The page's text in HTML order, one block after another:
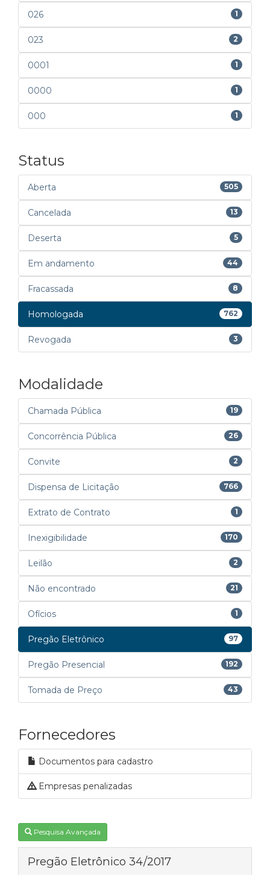
026 1
023 2
0001 1
0000 1
000 1
Status
Aberta 505
Cancelada 13
Deserta 5
Em andamento 44
Fracassada 8
Homologada 762
Revogada 3
Modalidade
Chamada Pública 19
Concorrência Pública 26
Convite 2
Dispensa de Licitação 766
Extrato de Contrato 1
Inexigibilidade 170
Leilão 2
Não encontrado 21
Ofícios 1
Pregão Eletrônico 97
Pregão Presencial 192
Tomada de Preço 43
Fornecedores
Documentos para cadastro
Empresas penalizadas
Pesquisa Avançada
Pregão Eletrônico 34/2017